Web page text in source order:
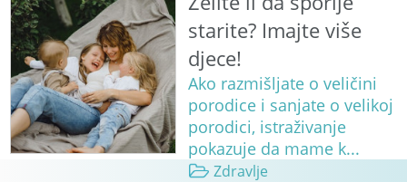
starite? Imajte više
djece!
Ako razmišljate o veličini
porodice i sanjate o velikoj
porodici, istraživanje
pokazuje da mame k...
Zdravlje